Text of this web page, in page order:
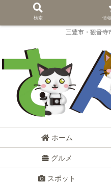
三豊市・観音寺
ホーム
グルメ
スポット
検索 情